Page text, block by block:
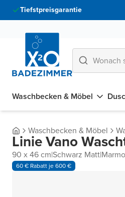
Tiefstpreisgarantie
Waschbecken & Möbel
Waschbecken & Möbel
Linie Vano
90 x 46 cm|Schwarz Matt|
60 € Rabatt je 600 €